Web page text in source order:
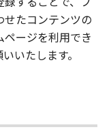
たコンテンツの
ージを利用でき
いたします。